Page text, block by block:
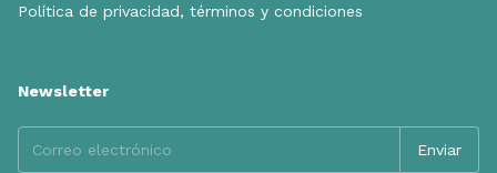
Política de privacidad, términos y condiciones
Newsletter